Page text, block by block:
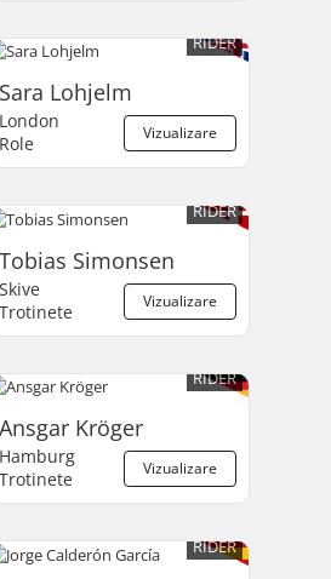
RIDER
Sara Lohjelm
Vizualizare
London
Role
RIDER
Tobias Simonsen
Vizualizare
Skive
Trotinete
RIDER
Ansgar Kröger
Vizualizare
Hamburg
Trotinete
RIDER